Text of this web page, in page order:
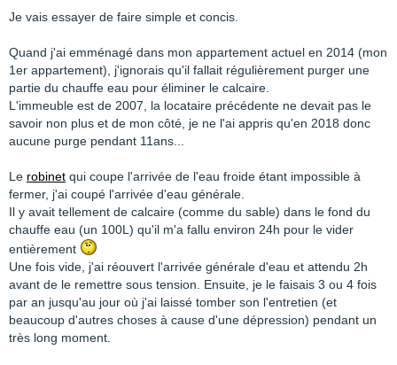
Je vais essayer de faire simple et concis.
Quand j'ai emménagé dans mon appartement actuel en 2014 (mon
1er appartement), j'ignorais qu'il fallait régulièrement purger une
partie du chauffe eau pour éliminer le calcaire.
L'immeuble est de 2007, la locataire précédente ne devait pas le
savoir non plus et de mon côté, je ne l'ai appris qu'en 2018 donc
aucune purge pendant 11ans...
Le robinet qui coupe l'arrivée de l'eau froide étant impossible à
fermer, j'ai coupé l'arrivée d'eau générale.
Il y avait tellement de calcaire (comme du sable) dans le fond du
chauffe eau (un 100L) qu'il m'a fallu environ 24h pour le vider
entièrement
Une fois vide, j'ai réouvert l'arrivée générale d'eau et attendu 2h
avant de le remettre sous tension. Ensuite, je le faisais 3 ou 4 fois
par an jusqu'au jour où j'ai laissé tomber son l'entretien (et
beaucoup d'autres choses à cause d'une dépression) pendant un
très long moment.